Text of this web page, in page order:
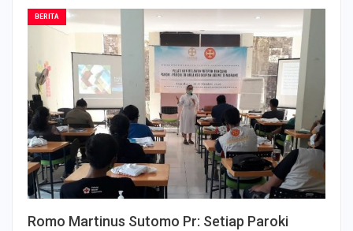
BERITA
Romo Martinus Sutomo Pr: Setiap Paroki